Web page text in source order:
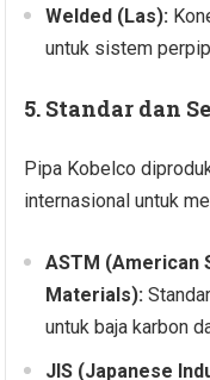
Welded (Las):
untuk sistem
5. Standar dan
Pipa Kobelco
internasional untuk
ASTM (American
Materials):
untuk baja karbon
JIS (Japanese